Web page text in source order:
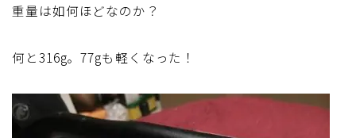
重量は如何ほどなのか？
何と316g。77gも軽くなった！